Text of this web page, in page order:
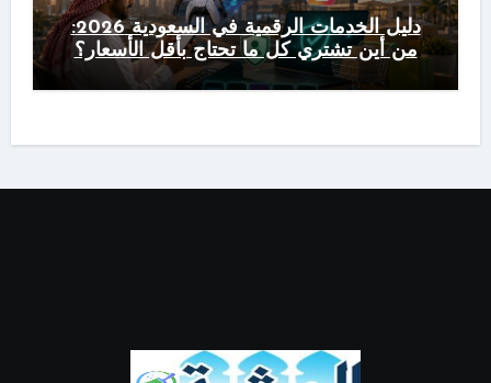
دليل الخدمات الرقمية في السعودية 2026:
من أين تشتري كل ما تحتاج بأقل الأسعار؟